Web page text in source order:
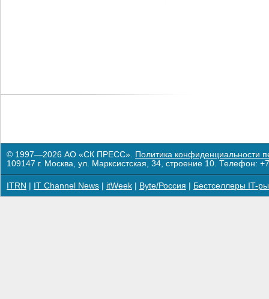
© 1997—2026 АО «СК ПРЕСС». Политика конфиденциальности
109147 г. Москва, ул. Марксистская, 34, строение 10. Телефон:
ITRN IT Channel News itWeek Byte/Россия Бестселлеры IT-